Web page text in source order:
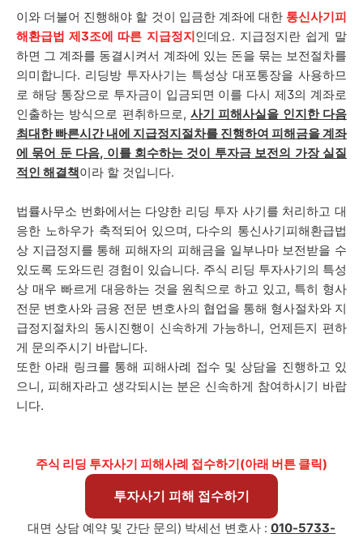
이와 더불어 진행해야 할 것이 입금한 계좌에 대한 통신사기피
해환급법 제3조에 따른 지급정지인데요. 지급정지란 쉽게 말
하면 그 계좌를 동결시켜서 계좌에 있는 돈을 묶는 보전절차를
의미합니다. 리딩방 투자사기는 특성상 대포통장을 사용하므
로 해당 통장으로 투자금이 입금되면 이를 다시 제3의 계좌로
인출하는 방식으로 편취하므로, 사기 피해사실을 인지한 다음
최대한 빠른시간 내에 지급정지절차를 진행하여 피해금을 계좌
에 묶어 둔 다음, 이를 회수하는 것이 투자금 보전의 가장 실질
적인 해결책이라 할 것입니다.
법률사무소 번화에서는 다양한 리딩 투자 사기를 처리하고 대
응한 노하우가 축적되어 있으며, 다수의 통신사기피해환급법
상 지급정지를 통해 피해자의 피해금을 일부나마 보전받을 수
있도록 도와드린 경험이 있습니다. 주식 리딩 투자사기의 특성
상 매우 빠르게 대응하는 것을 원칙으로 하고 있고, 특히 형사
전문 변호사와 금융 전문 변호사의 협업을 통해 형사절차와 지
급정지절차의 동시진행이 신속하게 가능하니, 언제든지 편하
게 문의주시기 바랍니다.
또한 아래 링크를 통해 피해사례 접수 및 상담을 진행하고 있
으니, 피해자라고 생각되시는 분은 신속하게 참여하시기 바랍
니다.
주식 리딩 투자사기 피해사례 접수하기(아래 버튼 클릭)
투자사기 피해 접수하기
대면 상담 예약 및 간단 문의) 박세선 변호사 : 010-5733-